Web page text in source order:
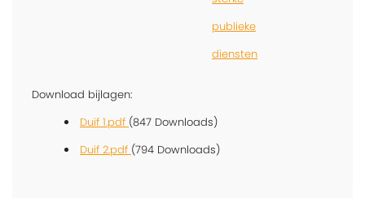
publieke
diensten
Download bijlagen:
Duif 1.pdf (847 Downloads)
Duif 2.pdf (794 Downloads)